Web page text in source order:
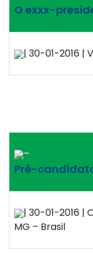
O exxx-
| 30-01-2016 |
–
Pré-
| 30-01-2016 |
MG – Brasil